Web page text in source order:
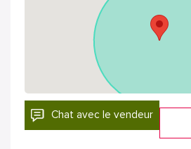
Chat avec le vendeur